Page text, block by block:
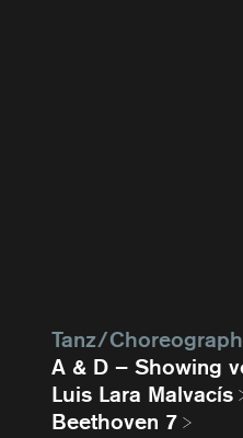
Tanz /
A & D – Showing
Luis Lara Malvacís
Beethoven 7